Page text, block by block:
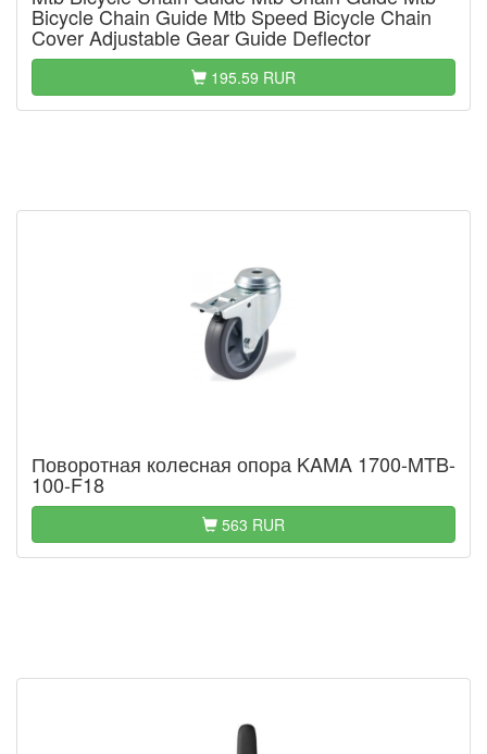
Bicycle Chain Guide Mtb Speed Bicycle Chain
Cover Adjustable Gear Guide Deflector
195.59 RUR
Поворотная колесная опора KAMA 1700-MTB-
100-F18
563 RUR